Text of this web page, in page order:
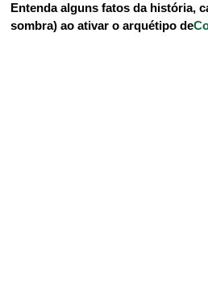
Entenda alguns fatos da história,
sombra) ao ativar o arquétipo de